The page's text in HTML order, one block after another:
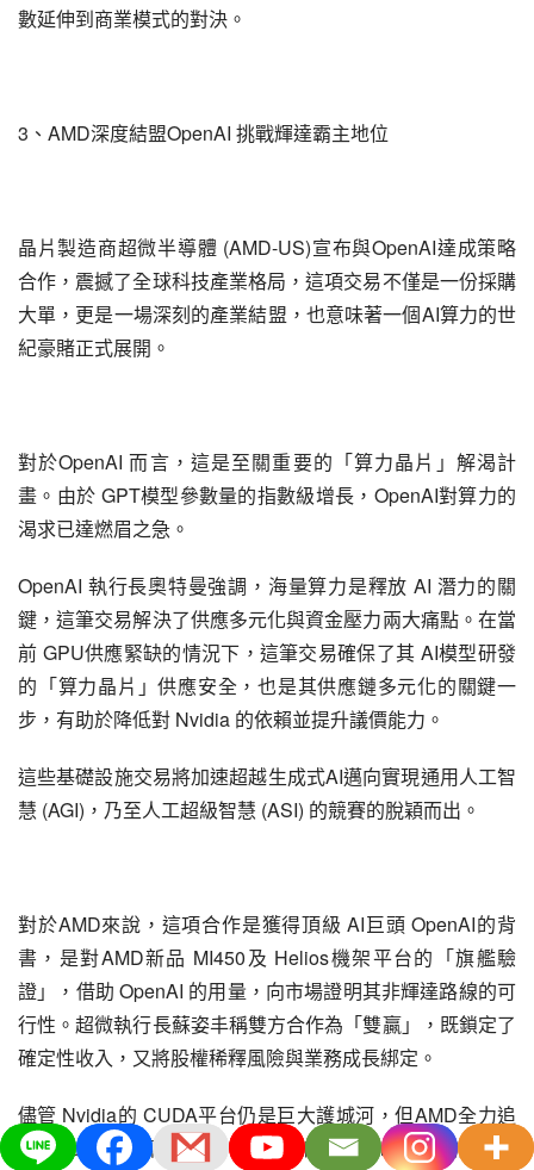
數延伸到商業模式的對決。
3、AMD深度結盟OpenAI 挑戰輝達霸主地位
晶片製造商超微半導體 (AMD-US)宣布與OpenAI達成策略
合作，震撼了全球科技產業格局，這項交易不僅是一份採購
大單，更是一場深刻的產業結盟，也意味著一個AI算力的世
紀豪賭正式展開。
對於OpenAI 而言，這是至關重要的「算力晶片」解渴計
畫。由於 GPT模型參數量的指數級增長，OpenAI對算力的
渴求已達燃眉之急。
OpenAI 執行長奧特曼強調，海量算力是釋放 AI 潛力的關
鍵，這筆交易解決了供應多元化與資金壓力兩大痛點。在當
前 GPU供應緊缺的情況下，這筆交易確保了其 AI模型研發
的「算力晶片」供應安全，也是其供應鏈多元化的關鍵一
步，有助於降低對 Nvidia 的依賴並提升議價能力。
這些基礎設施交易將加速超越生成式AI邁向實現通用人工智
慧 (AGI)，乃至人工超級智慧 (ASI) 的競賽的脫穎而出。
對於AMD來說，這項合作是獲得頂級 AI巨頭 OpenAI的背
書，是對AMD新品 MI450及 Helios機架平台的「旗艦驗
證」，借助 OpenAI 的用量，向市場證明其非輝達路線的可
行性。超微執行長蘇姿丰稱雙方合作為「雙贏」，既鎖定了
確定性收入，又將股權稀釋風險與業務成長綁定。
儘管 Nvidia的 CUDA平台仍是巨大護城河，但AMD全力追
趕，OpenAI的深度結盟，無疑將加速 ROCm 生態的成熟。